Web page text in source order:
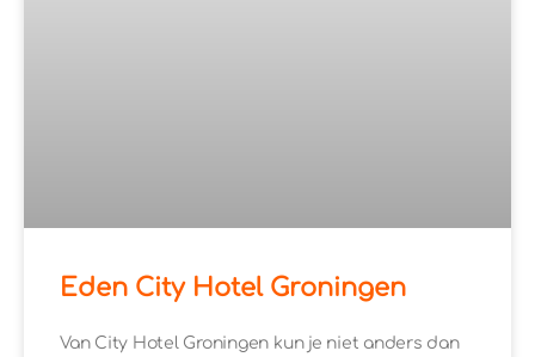
Eden City Hotel Groningen
Van City Hotel Groningen kun je niet anders dan